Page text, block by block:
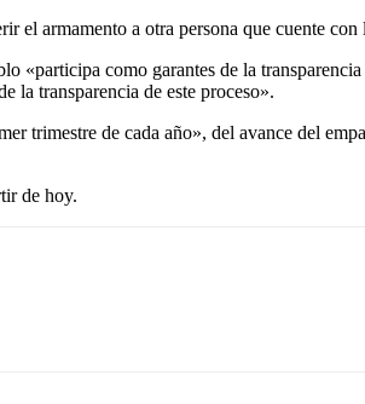
el armamento a otra persona que cuente
«participa como garantes de la
la transparencia de este proceso».
trimestre de cada año», del avance del
de hoy.